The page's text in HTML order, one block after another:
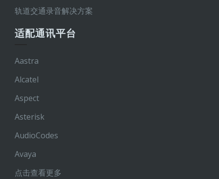
轨道交通录音解决方案
适配通讯平台
Aastra
Alcatel
Aspect
Asterisk
AudioCodes
Avaya
点击查看更多